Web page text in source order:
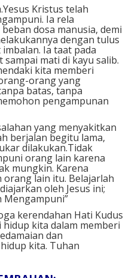
Kristus telah
Ia rela
dosa manusia, demi
dengan tulus
Ia taat pada
mati di kayu salib.
kita memberi
orang yang
batas, tanpa
pengampunan
yang menyakitkan
berjalan begitu lama,
dilakukan.Tidak
orang lain karena
mungkin. Karena
orang lain itu. Belajarlah
oleh Jesus ini;
Mengampuni”
kerendahan Hati Kudus
hidup kita dalam memberi
dan
kita. Tuhan